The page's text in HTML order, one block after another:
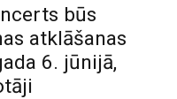
būs
atklāšanas
6. jūnijā,